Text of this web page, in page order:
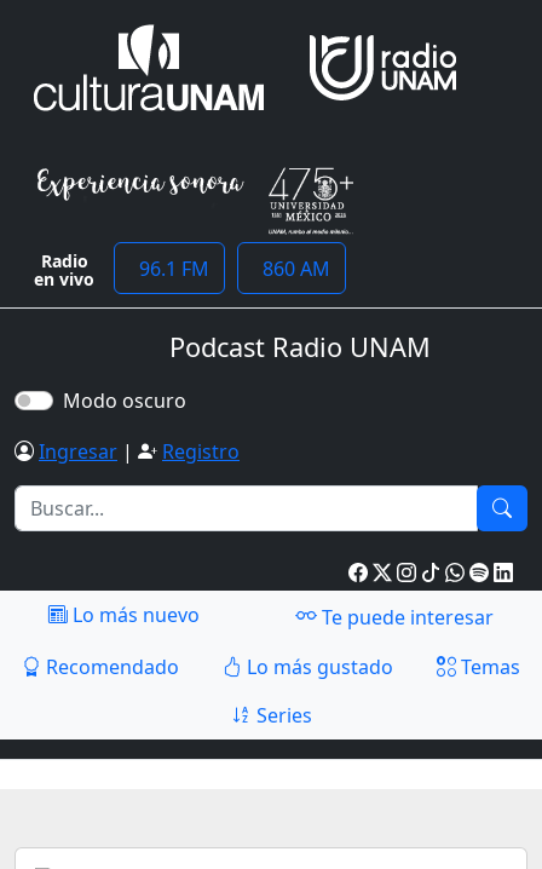
Radio
en vivo 96.1 FM 860 AM
Podcast Radio UNAM
Modo oscuro
Ingresar | Registro
Lo más nuevo
Te puede interesar
Recomendado
Lo más gustado
Temas
Series